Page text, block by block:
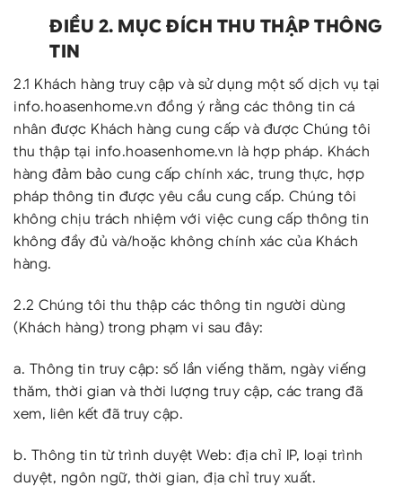
ĐIỀU 2. MỤC ĐÍCH THU THẬP THÔNG
TIN
2.1 Khách hàng truy cập và sử dụng một số dịch vụ tại
info.hoasenhome.vn đồng ý rằng các thông tin cá
nhân được Khách hàng cung cấp và được Chúng tôi
thu thập tại info.hoasenhome.vn là hợp pháp. Khách
hàng đảm bảo cung cấp chính xác, trung thực, hợp
pháp thông tin được yêu cầu cung cấp. Chúng tôi
không chịu trách nhiệm với việc cung cấp thông tin
không đầy đủ và/hoặc không chính xác của Khách
hàng.
2.2 Chúng tôi thu thập các thông tin người dùng
(Khách hàng) trong phạm vi sau đây:
a. Thông tin truy cập: số lần viếng thăm, ngày viếng
thăm, thời gian và thời lượng truy cập, các trang đã
xem, liên kết đã truy cập.
b. Thông tin từ trình duyệt Web: địa chỉ IP, loại trình
duyệt, ngôn ngữ, thời gian, địa chỉ truy xuất.